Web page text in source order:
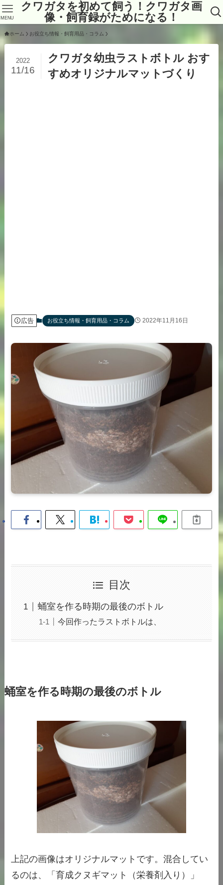
クワガタを初めて飼う！クワガタ画
像・飼育録がためになる！
MENU
ホーム お役立ち情報・飼育用品・コラム
クワガタ幼虫ラストボトル おす
すめオリジナルマットづくり
2022
11/16
広告 お役立ち情報・飼育用品・コラム 2022年11月16日
目次
蛹室を作る時期の最後のボトル
今回作ったラストボトルは、
蛹室を作る時期の最後のボトル
上記の画像はオリジナルマットです。混合してい
るのは、「育成クヌギマット（栄養剤入り）」